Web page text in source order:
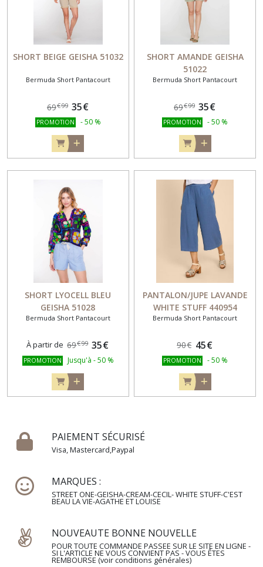
SHORT BEIGE GEISHA 51032
Bermuda Short Pantacourt
69€99 35€
PROMOTION -50 %
SHORT AMANDE GEISHA
51022
Bermuda Short Pantacourt
69€99 35€
PROMOTION -50 %
SHORT LYOCELL BLEU
GEISHA 51028
Bermuda Short Pantacourt
À partir de 69€99 35€
PROMOTION Jusqu'à -50 %
PANTALON/JUPE LAVANDE
WHITE STUFF 440954
Bermuda Short Pantacourt
90€ 45€
PROMOTION -50 %
PAIEMENT SÉCURISÉ
Visa, Mastercard,Paypal
MARQUES :
STREET ONE-GEISHA-CREAM-CECIL- WHITE STUFF-C'EST
BEAU LA VIE-AGATHE ET LOUISE
NOUVEAUTE BONNE NOUVELLE
POUR TOUTE COMMANDE PASSEE SUR LE SITE EN LIGNE -
SI L'ARTICLE NE VOUS CONVIENT PAS - VOUS ÊTES
REMBOURSE (voir conditions générales)
Afficher